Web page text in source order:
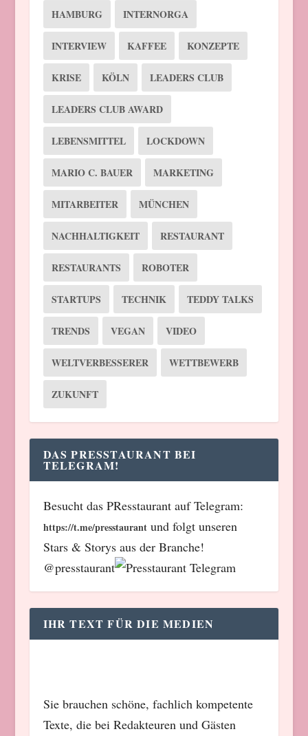
HAMBURG INTERNORGA
INTERVIEW KAFFEE KONZEPTE
KRISE KÖLN LEADERS CLUB
LEADERS CLUB AWARD
LEBENSMITTEL LOCKDOWN
MARIO C. BAUER MARKETING
MITARBEITER MÜNCHEN
NACHHALTIGKEIT RESTAURANT
RESTAURANTS ROBOTER
STARTUPS TECHNIK TEDDY TALKS
TRENDS VEGAN VIDEO
WELTVERBESSERER WETTBEWERB
ZUKUNFT
DAS PRESSTAURANT BEI
TELEGRAM!
Besucht das PResstaurant auf Telegram:
https://t.me/presstaurantund folgt unseren
Stars & Storys aus der Branche!
@presstaurant
IHR TEXT FÜR DIE MEDIEN
Sie brauchen schöne, fachlich kompetente
Texte, die bei Redakteuren und Gästen